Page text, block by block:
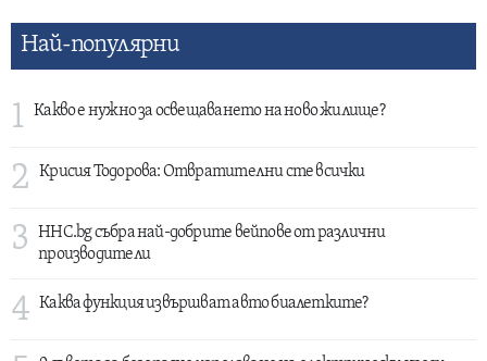
публикациите
Най-популярни
1 Какво е нужно за освещаването на ново жилище?
2 Крисия Тодорова: Отвратителни сте всички
3
HHC.bg събра най-добрите вейпове от различни
производители
4 Каква функция извършват авто биалетките?